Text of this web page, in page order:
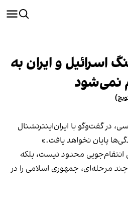
اسرائیل و ایران به
نمی‌شود
در گفت‌وگو با ایران‌اینترنشنال
پایان نخواهد یافت.»
انتقام‌جویی محدود نیست، بلکه
مرحله‌ای، جمهوری اسلامی را در